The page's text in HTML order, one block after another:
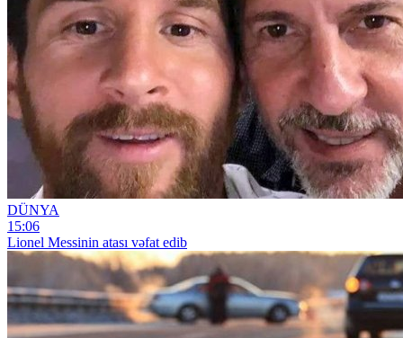
DÜNYA
15:06
Lionel Messinin atası vəfat edib